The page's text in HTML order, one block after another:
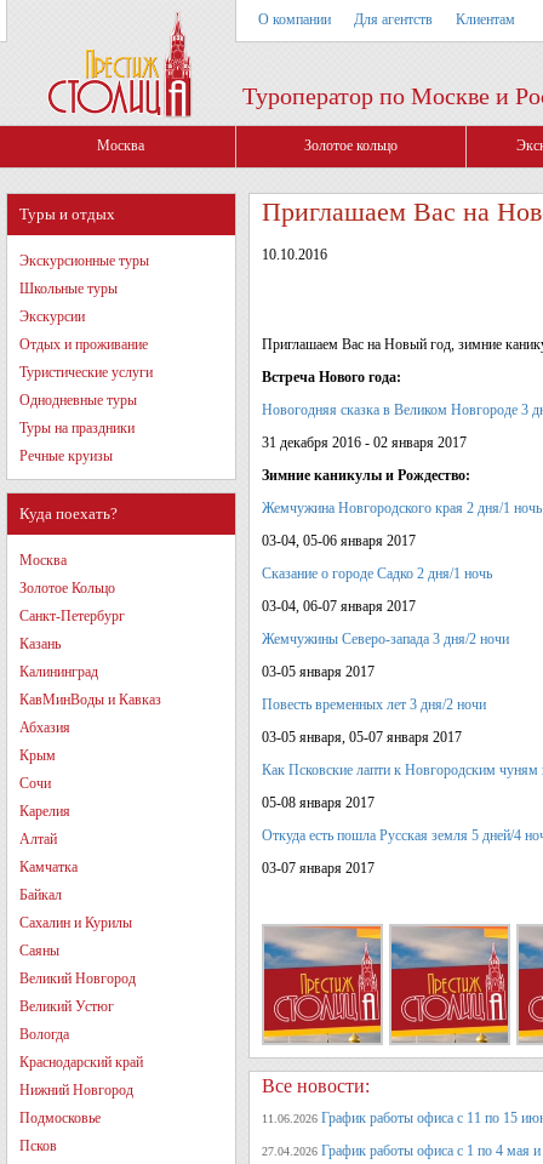
О компании Для агентств Клиентам
Туроператор по Москве и
Москва Золотое кольцо
Туры и отдых
Экскурсионные туры
Школьные туры
Экскурсии
Отдых и проживание
Туристические услуги
Однодневные туры
Туры на праздники
Речные круизы
Куда поехать?
Москва
Золотое Кольцо
Санкт-Петербург
Казань
Калининград
КавМинВоды и Кавказ
Абхазия
Крым
Сочи
Карелия
Алтай
Камчатка
Байкал
Сахалин и Курилы
Саяны
Великий Новгород
Великий Устюг
Вологда
Краснодарский край
Нижний Новгород
Подмосковье
Псков
Приглашаем Вас на
10.10.2016
Приглашаем Вас на Новый год, зимние
Встреча Нового года:
Новогодняя сказка в Великом Новгороде 3
31 декабря 2016 - 02 января 2017
Зимние каникулы и Рождество:
Жемчужина Новгородского края 2 дня/1
03-04, 05-06 января 2017
Сказание о городе Садко 2 дня/1 ночь
03-04, 06-07 января 2017
Жемчужины Северо-запада 3 дня/2 ночи
03-05 января 2017
Повесть временных лет 3 дня/2 ночи
03-05 января, 05-07 января 2017
Как Псковские лапти к Новгородским
05-08 января 2017
Откуда есть пошла Русская земля 5 дней/4
03-07 января 2017
Все новости:
11.06.2026 График работы офиса с 11 по 15
27.04.2026 График работы офиса с 1 по 4 мая